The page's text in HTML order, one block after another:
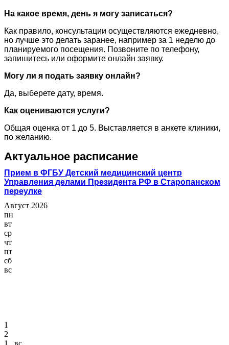
На какое время, день я могу записаться?
Как правило, консультации осуществляются ежедневно,
но лучше это делать заранее, например за 1 неделю до
планируемого посещения. Позвоните по телефону,
запишитесь или оформите онлайн заявку.
Могу ли я подать заявку онлайн?
Да, выберете дату, время.
Как оцениваются услуги?
Общая оценка от 1 до 5. Выставляется в анкете клиники,
по желанию.
Актуальное расписание
Прием в ФГБУ Детский медицинский центр
Управления делами Президента РФ в Старопанском
переулке
Август 2026
пн
вт
ср
чт
пт
сб
вс
1
2
1 , вс